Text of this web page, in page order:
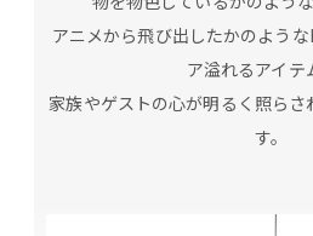
アニメから飛び出したかのよう
ア溢れるアイテ
家族やゲストの心が明るく照ら
す。